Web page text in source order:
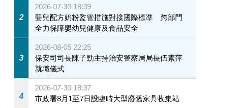
2
2026-07-30 18:39
嬰兒配方奶粉監管措施對接國際標準 跨部門
全力保障嬰幼兒健康及食品安全
3
2026-08-05 22:25
保安司司長陳子勁主持治安警察局局長伍素萍
就職儀式
4
2026-07-30 18:37
市政署8月1至7日設臨時大型廢舊家具收集站